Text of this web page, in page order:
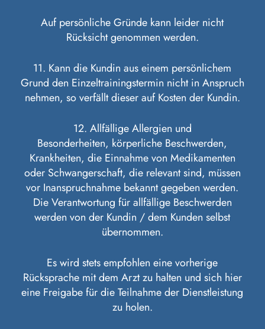
Auf persönliche Gründe kann leider nicht
Rücksicht genommen werden.
11. Kann die Kundin aus einem persönlichem
Grund den Einzeltrainingstermin nicht in Anspruch
nehmen, so verfällt dieser auf Kosten der Kundin.
12. Allfällige Allergien und
Besonderheiten, körperliche Beschwerden,
Krankheiten, die Einnahme von Medikamenten
oder Schwangerschaft, die relevant sind, müssen
vor Inanspruchnahme bekannt gegeben werden.
Die Verantwortung für allfällige Beschwerden
werden von der Kundin / dem Kunden selbst
übernommen.
Es wird stets empfohlen eine vorherige
Rücksprache mit dem Arzt zu halten und sich hier
eine Freigabe für die Teilnahme der Dienstleistung
zu holen.